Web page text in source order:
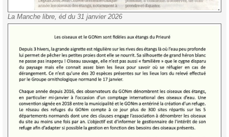
La Manche libre, éd du 31 janvier 2026